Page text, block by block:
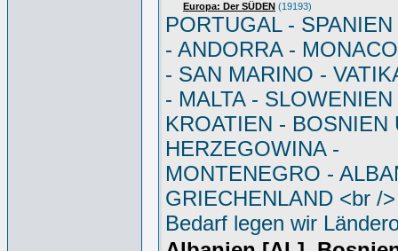
Europa: Der SÜDEN (19193)
PORTUGAL -
- ANDORRA -
- SAN MARINO -
- MALTA - SLOWENIEN
KROATIEN - BOSNIEN
HERZEGOWINA -
MONTENEGRO -
GRIECHENLAND <br /
Bedarf legen wir